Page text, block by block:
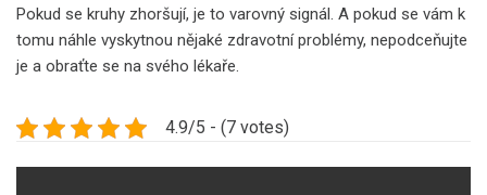
Pokud se kruhy zhoršují, je to varovný signál. A pokud se vám k
tomu náhle vyskytnou nějaké zdravotní problémy, nepodceňujte
je a obraťte se na svého lékaře.
4.9/5 - (7 votes)
Navigace